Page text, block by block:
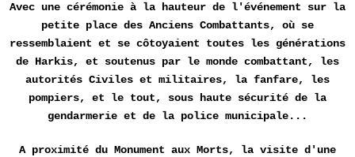
Avec une cérémonie à la hauteur de l'événement sur la
petite place des Anciens Combattants, où se
ressemblaient et se côtoyaient toutes les générations
de Harkis, et soutenus par le monde combattant, les
autorités Civiles et militaires, la fanfare, les
pompiers, et le tout, sous haute sécurité de la
gendarmerie et de la police municipale...
A proximité du Monument aux Morts, la visite d'une